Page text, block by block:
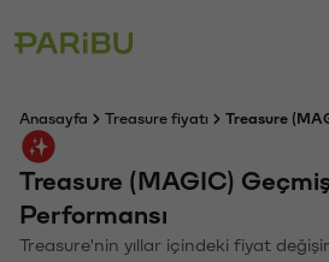
Anasayfa Treasure fiyatı Treasure
Treasure (MAGIC)
Performansı
Treasure'nin yıllar içindeki fiyat